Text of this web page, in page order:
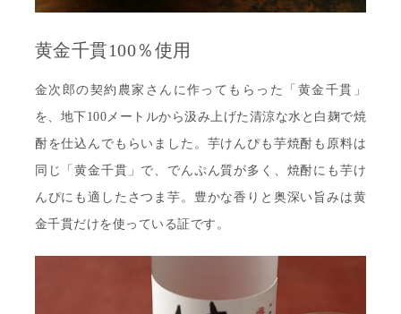
黄金千貫100％使用
金次郎の契約農家さんに作ってもらった「黄金千貫」
を、地下100メートルから汲み上げた清涼な水と白麹で焼
酎を仕込んでもらいました。芋けんぴも芋焼酎も原料は
同じ「黄金千貫」で、でんぷん質が多く、焼酎にも芋け
んぴにも適したさつま芋。豊かな香りと奥深い旨みは黄
金千貫だけを使っている証です。